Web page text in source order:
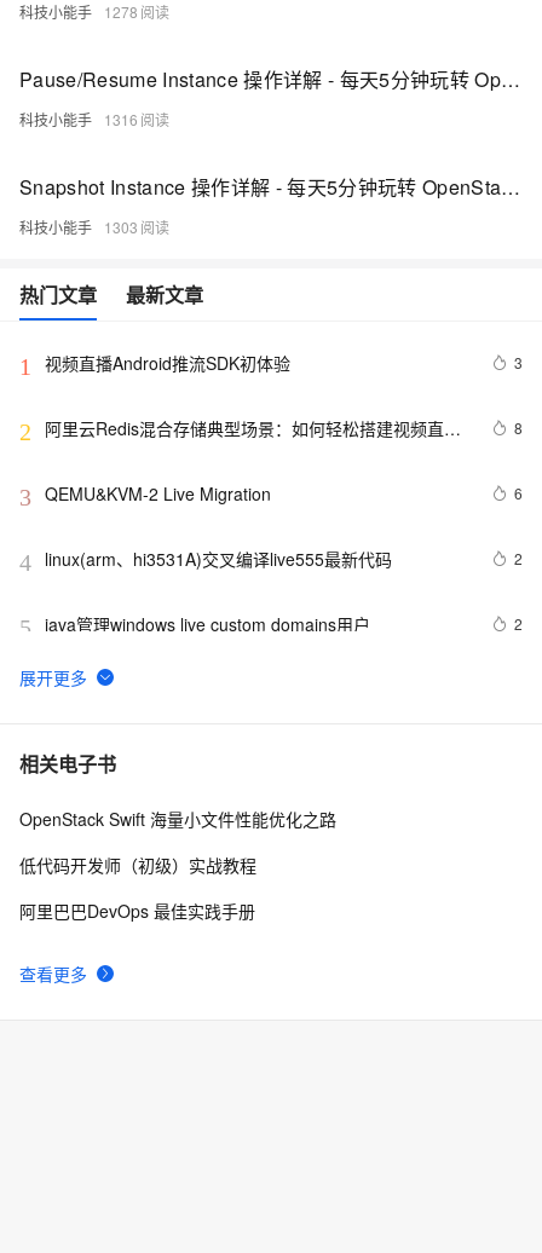
科技小能手 1278
Pause/Resume Instance 操作详解 - 每天5分钟玩转 OpenStack（34）
科技小能手 1316
Snapshot Instance 操作详解 - 每天5分钟玩转 OpenStack（36）
科技小能手 1303
热门文章 最新文章
1 视频直播Android推流SDK初体验 3
2
阿里云Redis混合存储典型场景：如何轻松搭建视频直播
8
3 QEMU&KVM-2 Live Migration 6
4 linux(arm、hi3531A)交叉编译live555最新代码 2
5 java管理windows live custom domains用户 2
6 写博利器，微软的Live Writer体验
7 scvmm live migration issue
8 在线教育视频直播最佳实践
LiveCD
相关电子书
查看更多
OpenStack Swift 海量小文件性能优化之路
低代码开发师（初级）实战教程
阿里巴巴DevOps 最佳实践手册